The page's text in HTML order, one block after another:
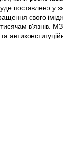
поставлено у
свого
тисячам